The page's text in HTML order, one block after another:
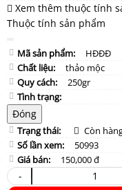
Xem thêm thuộc tính
Thuộc tính sản phẩm
Mã sản phẩm:
HĐĐĐ
Chất liệu:
thảo mộc
Quy cách:
250gr
Tình trạng:
Đóng
Trạng thái:
Còn
Số lần xem:
50993
Giá bán:
150,000 đ
-